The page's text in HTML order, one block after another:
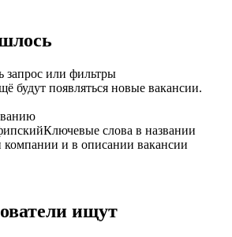
запрос или фильтры
будут появляться новые вакансии.
Ключевые слова в названии
компании и в описании вакансии
ищут